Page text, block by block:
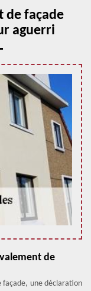
de façade
aguerri
de
une déclaration